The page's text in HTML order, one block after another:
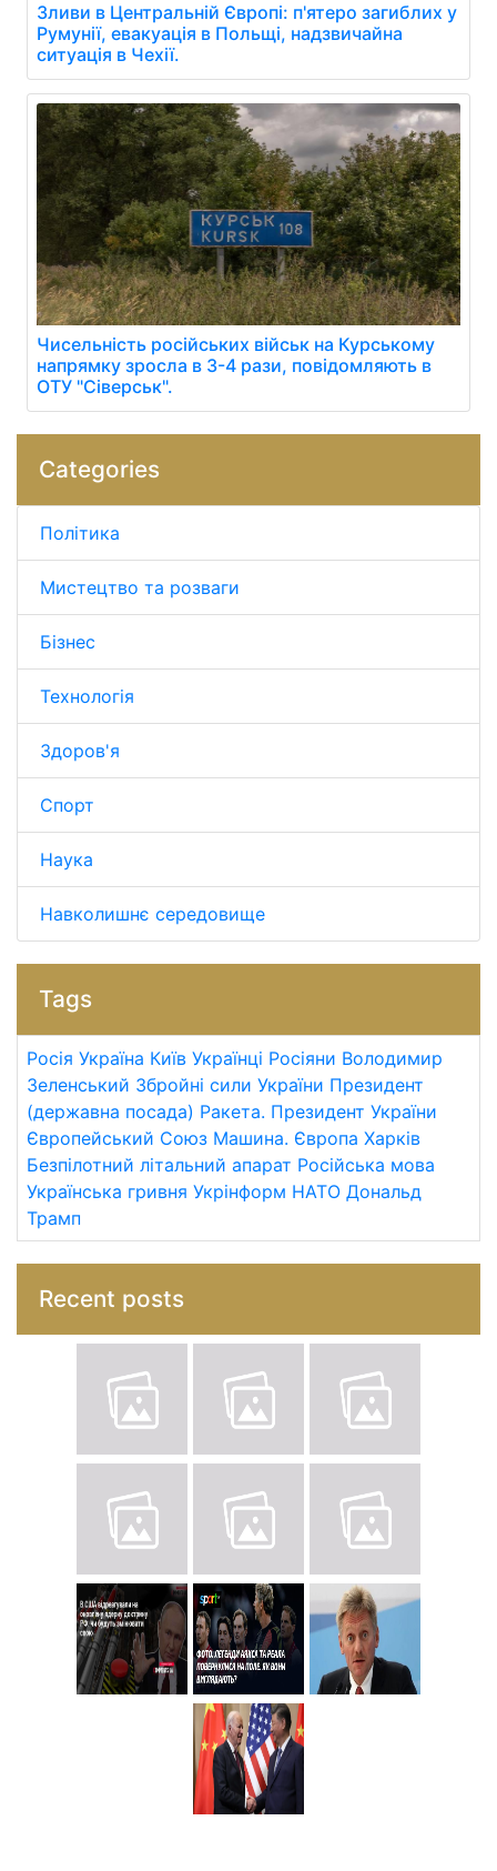
Зливи в Центральній Європі: п'ятеро загиблих у
Румунії, евакуація в Польщі, надзвичайна
ситуація в Чехії.
Чисельність російських військ на Курському
напрямку зросла в 3-4 рази, повідомляють в
ОТУ "Сіверськ".
Categories
Політика
Мистецтво та розваги
Бізнес
Технологія
Здоров'я
Спорт
Наука
Навколишнє середовище
Tags
Росія Україна Київ Українці Росіяни Володимир
Зеленський Збройні сили України Президент
(державна посада) Ракета. Президент України
Європейський Союз Машина. Європа Харків
Безпілотний літальний апарат Російська мова
Українська гривня Укрінформ НАТО Дональд
Трамп
Recent posts